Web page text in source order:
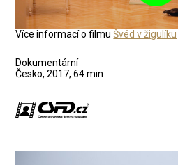
Více informací o filmuŠvéd v žigulíku
Dokumentární
Česko, 2017, 64 min